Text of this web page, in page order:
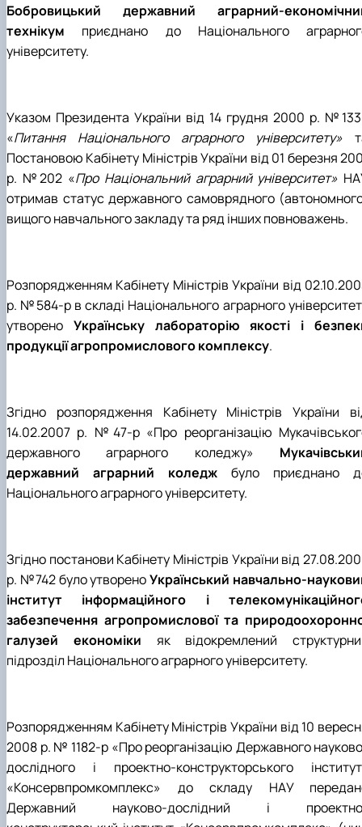
Бобровицький державний аграрний-
технікум приєднано до Національного
університету.
Указом Президента України від 14 грудня 2000 р.
«Питання Національного аграрного університету»
Постановою Кабінету Міністрів України від 01 березня
р. №202 «Про Національний аграрний університет»
отримав статус державного самоврядного
вищого навчального закладу та ряд інших повноважень.
Розпорядженням Кабінету Міністрів України від
р. №584-р в складі Національного аграрного
утворено Українську лабораторію якості і
продукції агропромислового комплексу.
Згідно розпорядження Кабінету Міністрів України
14.02.2007 р. №47-р «Про реорганізацію
державного аграрного коледжу»
державний аграрний коледж було приєднано
Національного аграрного університету.
Згідно постанови Кабінету Міністрів України від
р. №742 було утвореноУкраїнський навчально-
інститут інформаційного і
забезпечення агропромислової та
галузей економіки як відокремлений
підрозділ Національного аграрного університету.
Розпорядженням Кабінету Міністрів України від 10
2008 р. № 1182-р «Про реорганізацію Державного
дослідного і проектно-конструкторського
«Консервпромкомплекс» до складу НАУ
Державний науково-дослідний і